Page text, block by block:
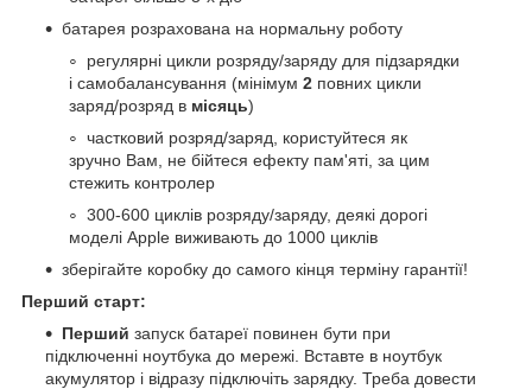
батарея розрахована на нормальну роботу
регулярні цикли розряду/заряду для підзарядки
і самобалансування (мінімум 2 повних цикли
заряд/розряд в місяць)
частковий розряд/заряд, користуйтеся як
зручно Вам, не бійтеся ефекту пам'яті, за цим
стежить контролер
300-600 циклів розряду/заряду, деякі дорогі
моделі Apple виживають до 1000 циклів
зберігайте коробку до самого кінця терміну гарантії!
Перший старт:
Перший запуск батареї повинен бути при
підключенні ноутбука до мережі. Вставте в ноутбук
акумулятор і відразу підключіть зарядку. Треба довести